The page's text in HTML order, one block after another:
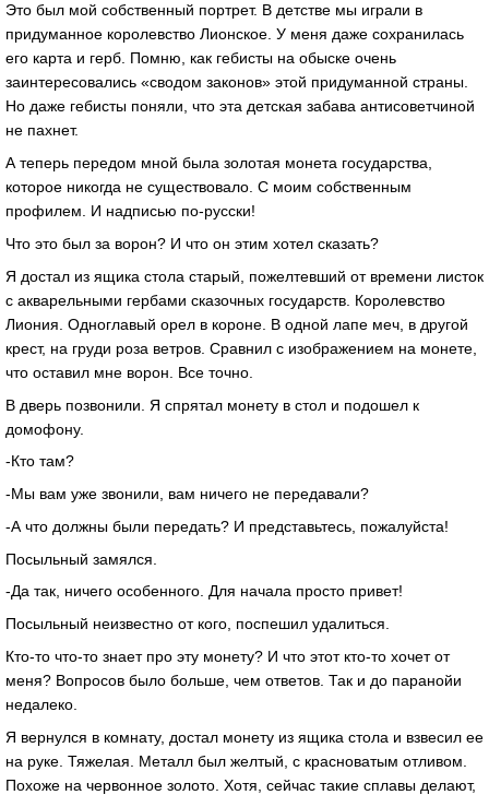
Это был мой собственный портрет. В детстве мы играли в
придуманное королевство Лионское. У меня даже сохранилась
его карта и герб. Помню, как гебисты на обыске очень
заинтересовались «сводом законов» этой придуманной страны.
Но даже гебисты поняли, что эта детская забава антисоветчиной
не пахнет.
А теперь передом мной была золотая монета государства,
которое никогда не существовало. С моим собственным
профилем. И надписью по-русски!
Что это был за ворон? И что он этим хотел сказать?
Я достал из ящика стола старый, пожелтевший от времени листок
с акварельными гербами сказочных государств. Королевство
Лиония. Одноглавый орел в короне. В одной лапе меч, в другой
крест, на груди роза ветров. Сравнил с изображением на монете,
что оставил мне ворон. Все точно.
В дверь позвонили. Я спрятал монету в стол и подошел к
домофону.
-Кто там?
-Мы вам уже звонили, вам ничего не передавали?
-А что должны были передать? И представьтесь, пожалуйста!
Посыльный замялся.
-Да так, ничего особенного. Для начала просто привет!
Посыльный неизвестно от кого, поспешил удалиться.
Кто-то что-то знает про эту монету? И что этот кто-то хочет от
меня? Вопросов было больше, чем ответов. Так и до паранойи
недалеко.
Я вернулся в комнату, достал монету из ящика стола и взвесил ее
на руке. Тяжелая. Металл был желтый, с красноватым отливом.
Похоже на червонное золото. Хотя, сейчас такие сплавы делают,